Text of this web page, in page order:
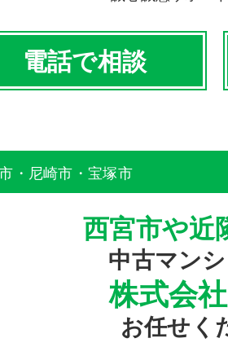
電話で相談
・尼崎市・宝塚市
西宮市や近
中古マン
株式会
お任せく